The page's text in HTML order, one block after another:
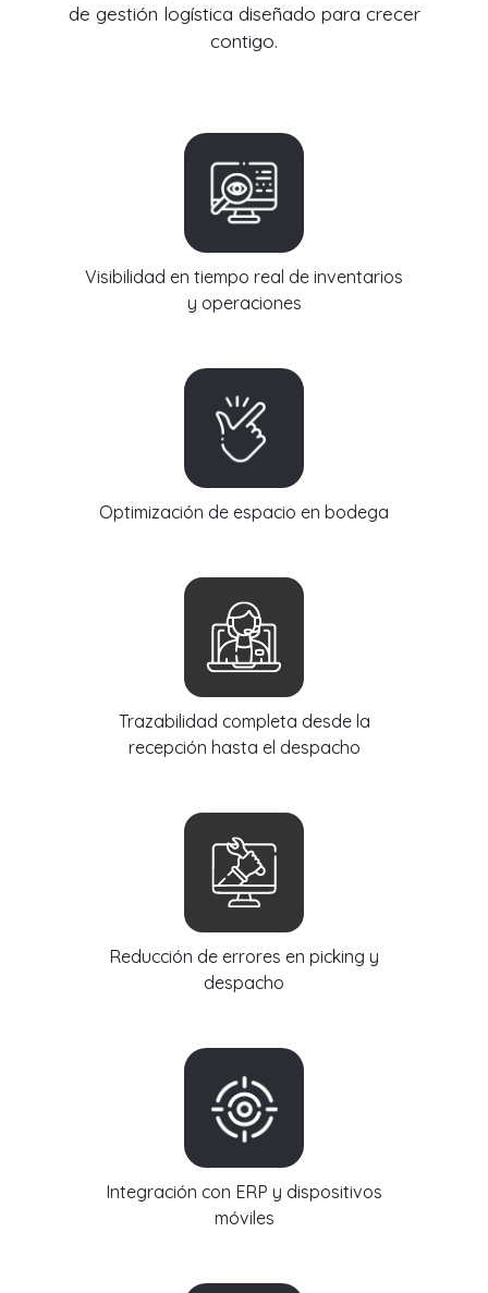
de gestión logística diseñado para crecer
contigo.
Visibilidad en tiempo real de inventarios
y operaciones
Optimización de espacio en bodega
Trazabilidad completa desde la
recepción hasta el despacho
Reducción de errores en picking y
despacho
Integración con ERP y dispositivos
móviles